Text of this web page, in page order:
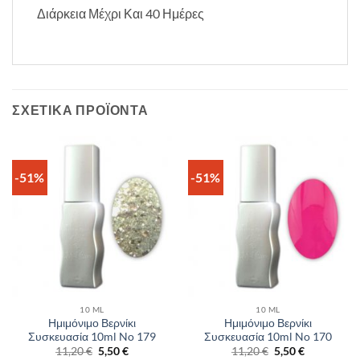
Διάρκεια Μέχρι Και 40 Ημέρες
ΣΧΕΤΙΚΆ ΠΡΟΪΌΝΤΑ
-51%
10 ML
Ημιμόνιμο Βερνίκι
Συσκευασία 10ml No 179
11,20€ Original
5,50€Η
-51%
10 ML
Ημιμόνιμο Βερνίκι
Συσκευασία 10ml No 170
11,20€ Original
5,50€Η